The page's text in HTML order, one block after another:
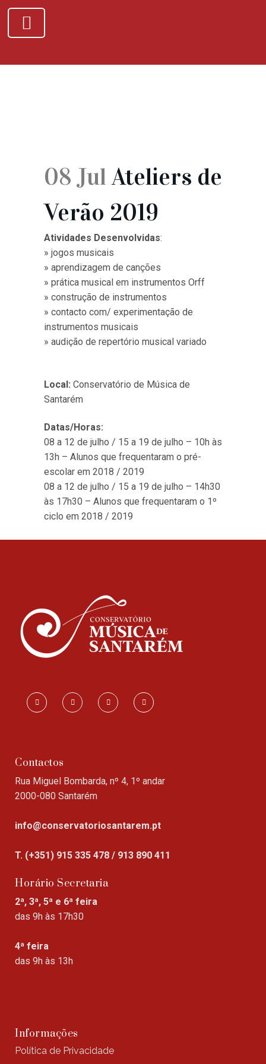
08 JulAteliers de
Verão 2019
Atividades Desenvolvidas:
» jogos musicais
» aprendizagem de canções
» prática musical em instrumentos Orff
» construção de instrumentos
» contacto com/ experimentação de
instrumentos musicais
» audição de repertório musical variado
Local: Conservatório de Música de
Santarém
Datas/Horas:
08 a 12 de julho / 15 a 19 de julho – 10h às
13h – Alunos que frequentaram o pré-
escolar em 2018 / 2019
08 a 12 de julho / 15 a 19 de julho – 14h30
às 17h30 – Alunos que frequentaram o 1º
ciclo em 2018 / 2019
Contactos
Rua Miguel Bombarda, nº 4, 1º andar
2000-080 Santarém
info@conservatoriosantarem.pt
T. (+351) 915 335 478 / 913 890 411
Horário Secretaria
2ª, 3ª, 5ª e 6ª feira
das 9h às 17h30
4ª feira
das 9h às 13h
Informações
Política de Privacidade